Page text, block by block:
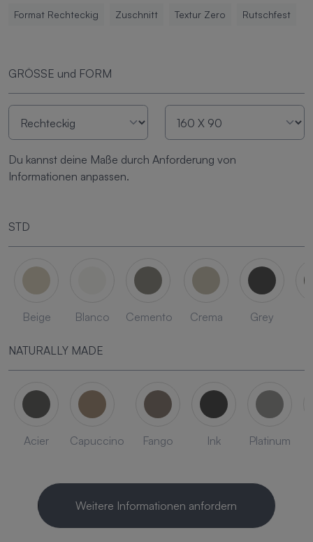
Format Rechteckig Zuschnitt Textur Zero Rutschfest
GRÖSSE und FORM
Du kannst deine Maße durch Anforderung von
Informationen anpassen.
STD
Beige Blanco Cemento Crema Grey
NATURALLY MADE
Acier Capuccino Fango Ink Platinum
Weitere Informationen anfordern